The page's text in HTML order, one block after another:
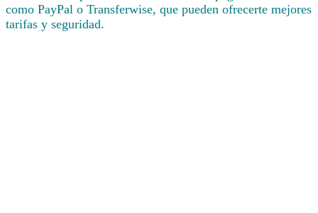
como PayPal o Transferwise, que pueden ofrecerte mejores
tarifas y seguridad.